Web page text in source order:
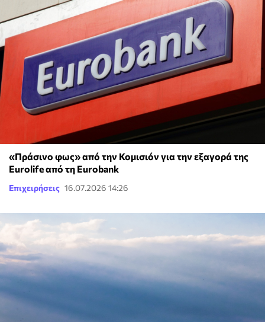
«Πράσινο φως» από την Κομισιόν για την εξαγορά της
Eurolife από τη Eurobank
Επιχειρήσεις 16.07.2026 14:26